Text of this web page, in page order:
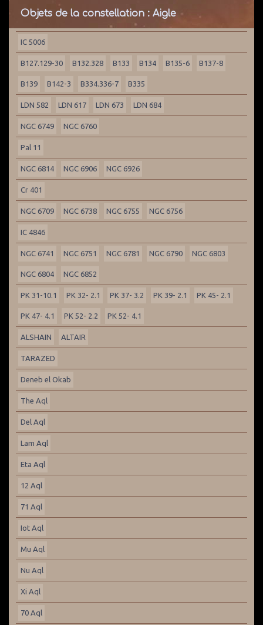
Objets de la constellation : Aigle
IC 5006
B127.129-30 B132.328 B133 B134 B135-6 B137-8
B139 B142-3 B334.336-7 B335
LDN 582 LDN 617 LDN 673 LDN 684
NGC 6749 NGC 6760
Pal 11
NGC 6814 NGC 6906 NGC 6926
Cr 401
NGC 6709 NGC 6738 NGC 6755 NGC 6756
IC 4846
NGC 6741 NGC 6751 NGC 6781 NGC 6790 NGC 6803
NGC 6804 NGC 6852
PK 31-10.1 PK 32- 2.1 PK 37- 3.2 PK 39- 2.1 PK 45- 2.1
PK 47- 4.1 PK 52- 2.2 PK 52- 4.1
ALSHAIN ALTAIR
TARAZED
Deneb el Okab
The Aql
Del Aql
Lam Aql
Eta Aql
12 Aql
71 Aql
Iot Aql
Mu Aql
Nu Aql
Xi Aql
70 Aql